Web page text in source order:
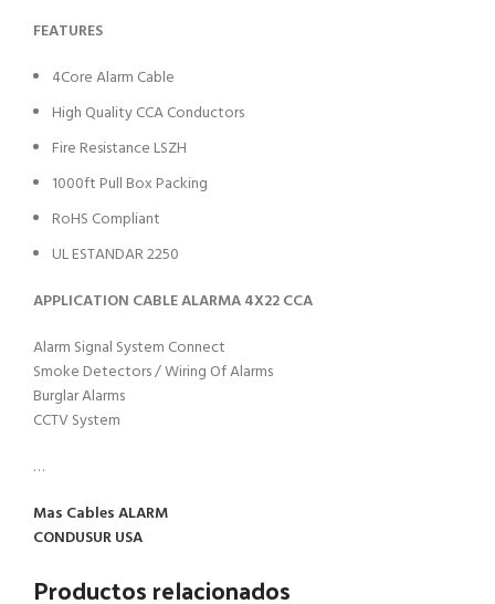
FEATURES
4Core Alarm Cable
High Quality CCA Conductors
Fire Resistance LSZH
1000ft Pull Box Packing
RoHS Compliant
UL ESTANDAR 2250
APPLICATION CABLE ALARMA 4X22 CCA
Alarm Signal System Connect
Smoke Detectors / Wiring Of Alarms
Burglar Alarms
CCTV System
…
Mas Cables ALARM
CONDUSUR USA
Productos relacionados